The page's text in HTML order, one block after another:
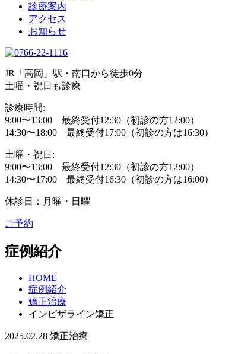
診療案内
アクセス
お知らせ
JR「高岡」駅・南口から徒歩0分
土曜・祝日も診療
診療時間:
9:00〜13:00 最終受付12:30（初診の方12:00）
14:30〜18:00 最終受付17:00（初診の方は16:30）
土曜・祝日:
9:00〜13:00 最終受付12:30（初診の方12:00）
14:30〜17:00 最終受付16:30（初診の方は16:00）
休診日：月曜・日曜
ご予約
症例紹介
HOME
症例紹介
矯正治療
インビザライン矯正
2025.02.28 矯正治療